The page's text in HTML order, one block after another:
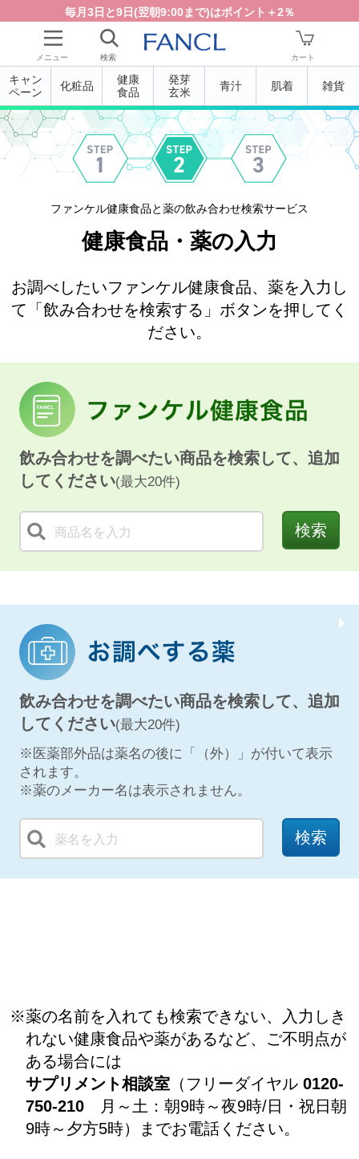
メニュー 検索 カート
キャン
ペーン
化粧品
健康
食品
発芽
玄米
青汁 肌着 雑貨
ファンケル健康食品と薬の飲み合わせ検索サービス
健康食品・薬の入力
お調べしたいファンケル健康食品、薬を入力し
て「飲み合わせを検索する」ボタンを押してく
ださい。
飲み合わせを調べたい商品を検索して、追加
してください(最大20件)
検索
飲み合わせを調べたい商品を検索して、追加
してください(最大20件)
※医薬部外品は薬名の後に「（外）」が付いて表示
されます。
※薬のメーカー名は表示されません。
検索
※薬の名前を入れても検索できない、入力しき
れない健康食品や薬があるなど、ご不明点が
ある場合には
サプリメント相談室 （フリーダイヤル0120-
750-210 月～土：朝9時～夜9時/日・祝日朝
9時～夕方5時）までお電話ください。